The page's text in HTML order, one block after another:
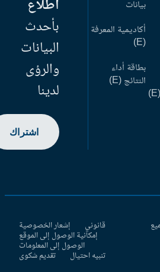
بيانات
أكاديمية المعرفة
بطاقة أداء
النتائج (E)
اطلاع
بأحدث
البيانات
والرؤى
لدينا
اشتراك
قانوني إشعار الخصوصية
إمكانية الوصول إلى الموقع
الوصول إلى المعلومات
تنبيه احتيال تقديم شكوى